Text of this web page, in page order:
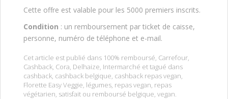
Cette offre est valable pour les 5000 premiers inscrits.
Condition : un remboursement par ticket de caisse,
personne, numéro de téléphone et e-mail.
Cet article est publié dans 100% remboursé, Carrefour,
Cashback, Cora, Delhaize, Intermarché et tagué dans
cashback, cashback belgique, cashback repas vegan,
Florette Easy Veggie, légumes, repas vegan, repas
végétarien, satisfait ou remboursé belgique, vegan.